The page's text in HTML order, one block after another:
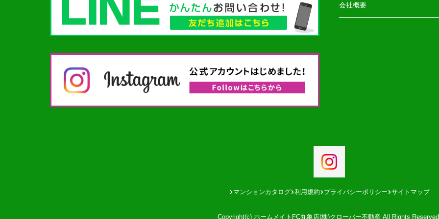
会社概要
マンションカタログ 利用規約 プライバシーポリシー サイトマップ
Copyright(c) ホームメイトFC丸亀店(株)クローバー不動産 All Rights